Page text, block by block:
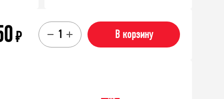
₽ В корзину